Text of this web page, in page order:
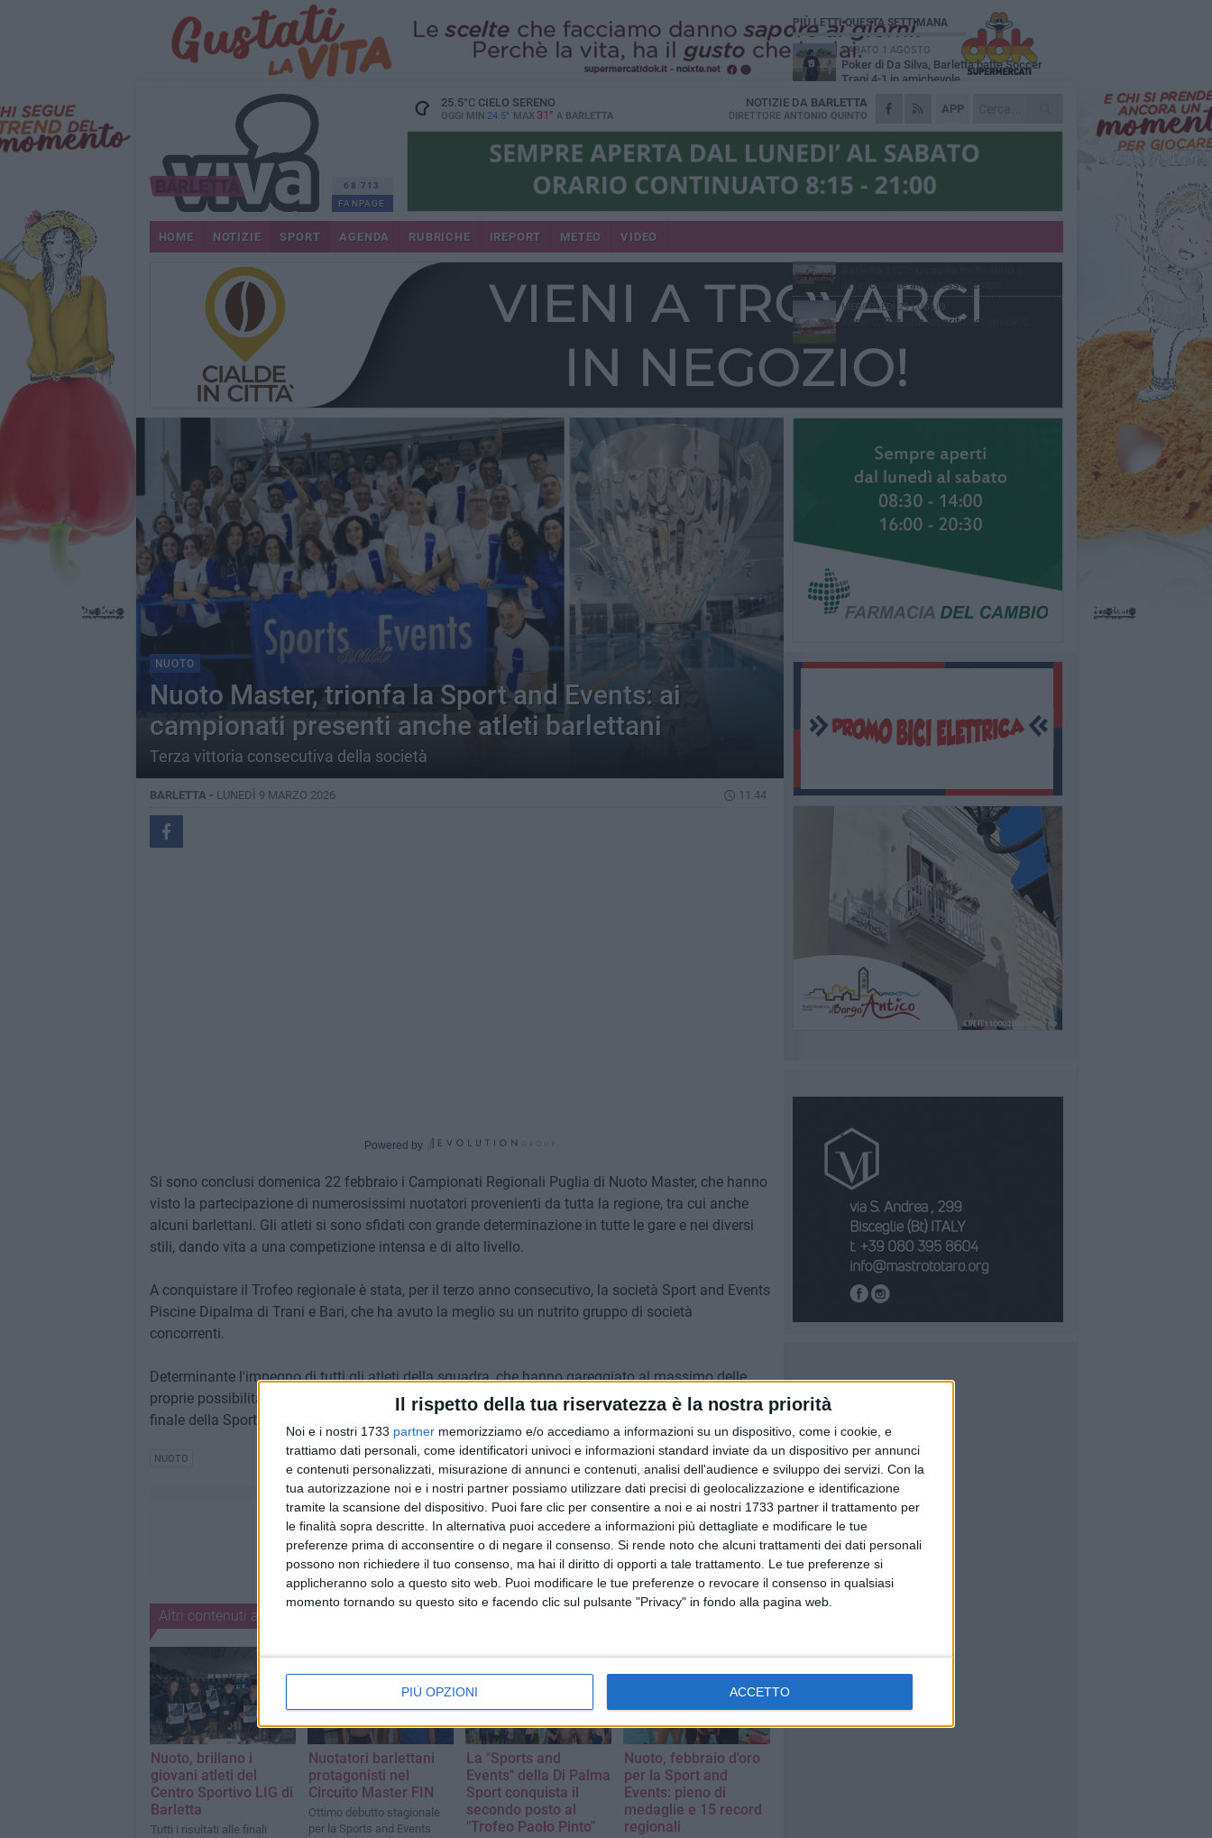
Il rispetto della tua riservatezza è la nostra priorità
Noi e i nostri 1733 partner memorizziamo e/o accediamo a informazioni su un dispositivo, come i cookie, e
trattiamo dati personali, come identificatori univoci e informazioni standard inviate da un dispositivo per annunci
e contenuti personalizzati, misurazione di annunci e contenuti, analisi dell'audience e sviluppo dei servizi. Con la
tua autorizzazione noi e i nostri partner possiamo utilizzare dati precisi di geolocalizzazione e identificazione
tramite la scansione del dispositivo. Puoi fare clic per consentire a noi e ai nostri 1733 partner il trattamento per
le finalità sopra descritte. In alternativa puoi accedere a informazioni più dettagliate e modificare le tue
preferenze prima di acconsentire o di negare il consenso. Si rende noto che alcuni trattamenti dei dati personali
possono non richiedere il tuo consenso, ma hai il diritto di opporti a tale trattamento. Le tue preferenze si
applicheranno solo a questo sito web. Puoi modificare le tue preferenze o revocare il consenso in qualsiasi
momento tornando su questo sito e facendo clic sul pulsante "Privacy" in fondo alla pagina web.
PIÙ OPZIONI ACCETTO
68.713
FANPAGE
25.5°CCIELO SERENO
OGGI MIN 24.5° MAX 31° A BARLETTA
APP
NOTIZIE DA BARLETTA
DIRETTORE ANTONIO QUINTO
HOME NOTIZIE SPORT AGENDA RUBRICHE IREPORT METEO VIDEO
NUOTO
Nuoto Master, trionfa la Sport and Events: ai
campionati presenti anche atleti barlettani
Terza vittoria consecutiva della società
BARLETTA - LUNEDÌ 9 MARZO 2026 11.44
Powered by
Si sono conclusi domenica 22 febbraio i Campionati Regionali Puglia di Nuoto Master, che hanno
visto la partecipazione di numerosissimi nuotatori provenienti da tutta la regione, tra cui anche
alcuni barlettani. Gli atleti si sono sfidati con grande determinazione in tutte le gare e nei diversi
stili, dando vita a una competizione intensa e di alto livello.
A conquistare il Trofeo regionale è stata, per il terzo anno consecutivo, la società Sport and Events
Piscine Dipalma di Trani e Bari, che ha avuto la meglio su un nutrito gruppo di società
concorrenti.
Determinante l'impegno di tutti gli atleti della squadra, che hanno gareggiato al massimo delle
proprie possibilità conquistando numerosi podi e contribuendo in maniera decisiva al successo
finale della Sport and Events.
NUOTO
Altri contenuti a tema
Nuoto, brillano i
giovani atleti del
Centro Sportivo LIG di
Barletta
Tutti i risultati alle finali
Nuotatori barlettani
protagonisti nel
Circuito Master FIN
Ottimo debutto stagionale
per la Sports and Events
La "Sports and
Events" della Di Palma
Sport conquista il
secondo posto al
"Trofeo Paolo Pinto"
Nuoto, febbraio d'oro
per la Sport and
Events: pieno di
medaglie e 15 record
regionali
PIÙ LETTI QUESTA SETTIMANA
SABATO 1 AGOSTO
Poker di Da Silva, Barletta batte Soccer
Trani 4-1 in amichevole
VENERDÌ 31 LUGLIO
Serie C Sky Wifi: fissate date e orari delle
prime otto giornate di campionato.
VENERDÌ 31 LUGLIO
Baresi
Addio a mister Marchioro. L'uomo del
VENERDÌ 31 LUGLIO
affascinante allo stesso tempo
MERCOLEDÌ 29 LUGLIO
Serie C, Barletta inserito nel girone C